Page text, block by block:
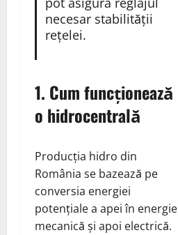
necesar stabilității
rețelei.
1. Cum funcționează
o hidrocentrală
Producția hidro din
România se bazează pe
conversia energiei
potențiale a apei în energie
mecanică și apoi electrică.